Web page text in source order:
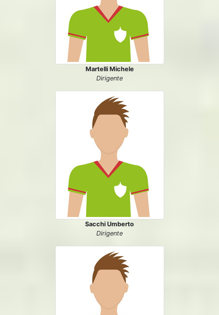
Martelli Michele
Dirigente
Sacchi Umberto
Dirigente